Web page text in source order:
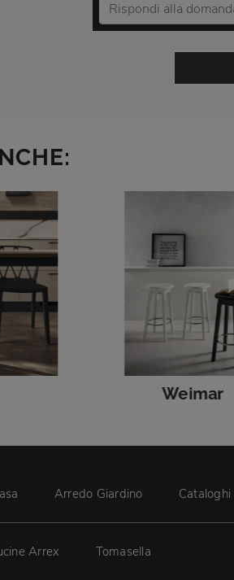
Weimar
Arredo Giardino Cataloghi
Arrex Tomasella